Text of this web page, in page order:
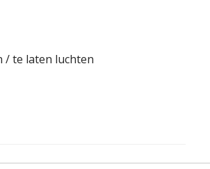
/ te laten luchten